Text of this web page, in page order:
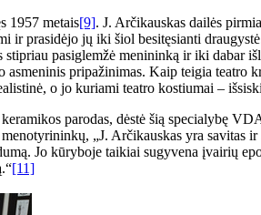
1957 metais[9]. J. Arčikauskas dailės
prasidėjo jų iki šiol besitęsianti
pasiglemžė menininką ir iki dabar
pripažinimas. Kaip teigia teatro
o jo kuriami teatro kostiumai –
parodas, dėstė šią specialybę
„J. Arčikauskas yra savitas
Jo kūryboje taikiai sugyvena įvairių
[11]